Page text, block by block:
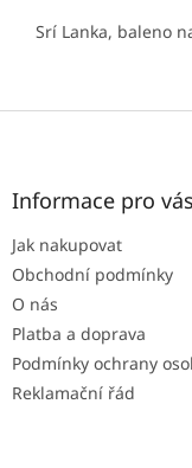
Srí Lanka, baleno
Z
Informace pro vás
Jak nakupovat
Obchodní podmínky
O nás
Platba a doprava
Podmínky ochrany
Reklamační řád